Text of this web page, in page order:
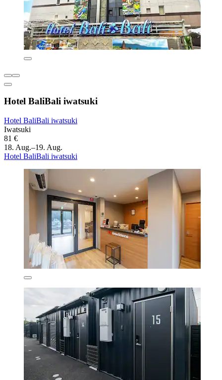
Hotel BaliBali iwatsuki
Hotel BaliBali iwatsuki
Iwatsuki
81 €
18. Aug.–19. Aug.
Hotel BaliBali iwatsuki